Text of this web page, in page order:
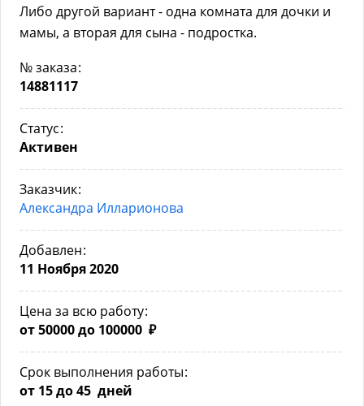
Либо другой вариант - одна комната для дочки и
мамы, а вторая для сына - подростка.
№ заказа
14881117
Статус
Активен
Заказчик
Александра Илларионова
Добавлен
11 Ноября 2020
Цена за всю работу
от 50000 до 100000 ₽
Срок выполнения работы
от 15 до 45 дней